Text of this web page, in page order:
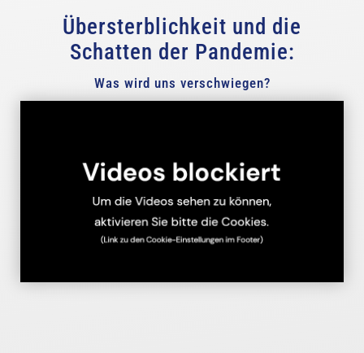
Übersterblichkeit und die
Schatten der Pandemie:
Was wird uns verschwiegen?